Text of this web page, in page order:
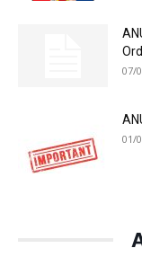
07/
01/